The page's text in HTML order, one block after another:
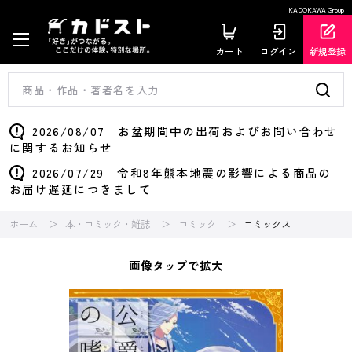
KADOKAWA Group
カート ログイン 新規登録
2026/08/07 お盆期間中の出荷およびお問い合わせ
に関するお知らせ
2026/07/29 令和8年熊本地震の影響による商品の
お届け遅延につきまして
ホーム 本・コミック・雑誌 コミック コミックス
画像タップで拡大